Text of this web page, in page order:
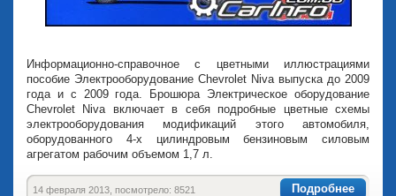
Информационно-справочное с цветными иллюстрациями
пособие Электрооборудование Chevrolet Niva выпуска до 2009
года и с 2009 года. Брошюра Электрическое оборудование
Chevrolet Niva включает в себя подробные цветные схемы
электрооборудования модификаций этого автомобиля,
оборудованного 4-х цилиндровым бензиновым силовым
агрегатом рабочим объемом 1,7 л.
Подробнее
14 февраля 2013, посмотрело: 8521